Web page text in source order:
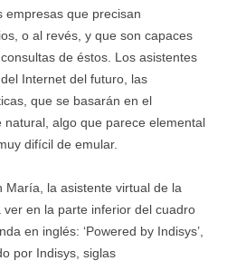
empresas que precisan
o al revés, y que son capaces
de éstos. Los asistentes
Internet del futuro, las
que se basarán en el
natural, algo que parece elemental
difícil de emular.
María, la asistente virtual de la
en la parte inferior del cuadro
en inglés: ‘Powered by Indisys’,
por Indisys, siglas